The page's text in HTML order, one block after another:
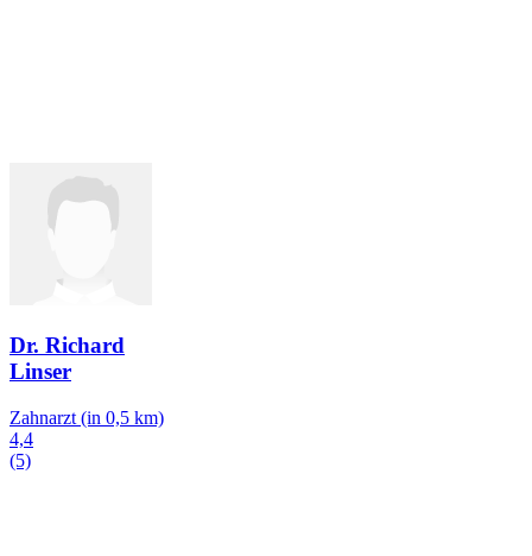
Dr. Richard
Linser
Zahnarzt (in 0,5 km)
4,4
(5)